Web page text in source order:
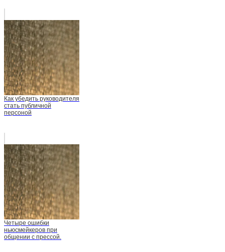
Как убедить руководителя
стать публичной
персоной
Четыре ошибки
ньюсмейкеров при
общении с прессой.